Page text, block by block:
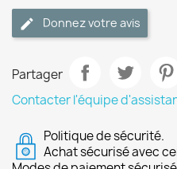
Donnez votre avis
Partager
Contacter l'équipe
Politique de sécurité.
Achat sécurisé avec